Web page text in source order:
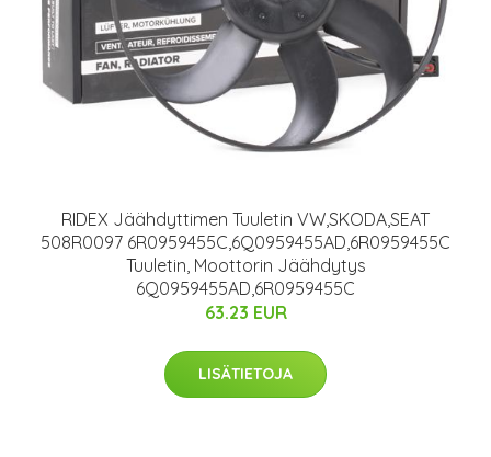
RIDEX Jäähdyttimen Tuuletin VW,SKODA,SEAT
508R0097 6R0959455C,6Q0959455AD,6R0959455C
Tuuletin, Moottorin Jäähdytys
6Q0959455AD,6R0959455C
63.23 EUR
LISÄTIETOJA